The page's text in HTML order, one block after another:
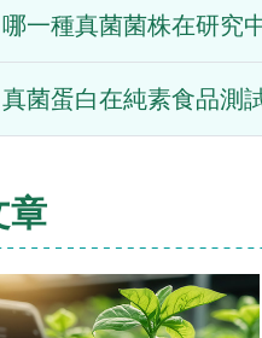
哪一種真菌菌株在研究
真菌蛋白在純素食品測
章